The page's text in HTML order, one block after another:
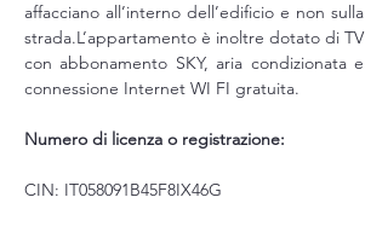
affacciano all’interno dell’edificio e non sulla
strada.L’appartamento è inoltre dotato di TV
con abbonamento SKY, aria condizionata e
connessione Internet WI FI gratuita.
Numero di licenza o registrazione:
CIN: IT058091B45F8IX46G